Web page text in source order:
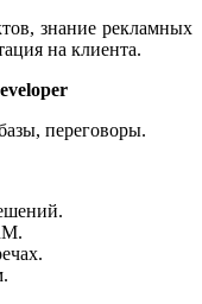
знание рекламных
на клиента.
переговоры.